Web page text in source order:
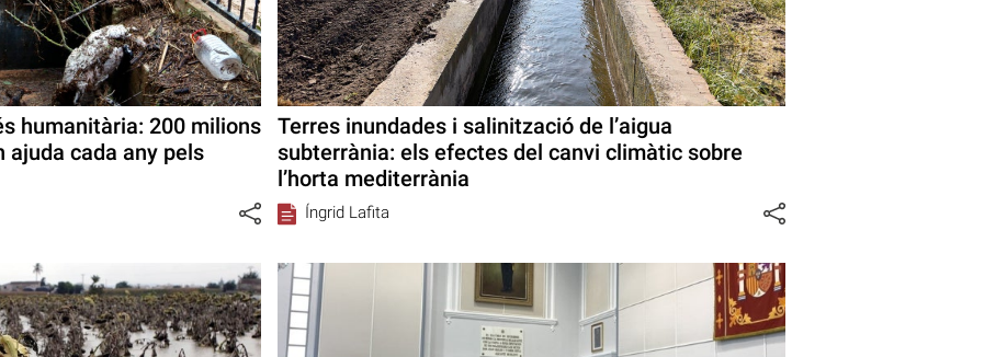
humanitària: 200 milions
ajuda cada any pels
Terres inundades i salinització de l’aigua
subterrània: els efectes del canvi climàtic sobre
l’horta mediterrània
Íngrid Lafita